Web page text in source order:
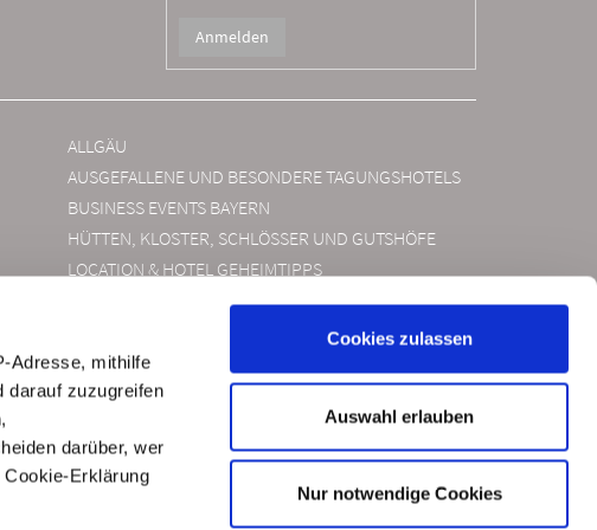
Adresse, mithilfe
darauf zuzugreifen
darüber, wer
Erklärung
Cookies zulassen
Auswahl erlauben
Nur notwendige Cookies
ALLGÄU
AUSGEFALLENE UND BESONDERE TAGUNGSHOTELS
BUSINESS EVENTS BAYERN
HÜTTEN, KLOSTER, SCHLÖSSER UND GUTSHÖFE
LOCATION & HOTEL GEHEIMTIPPS
LOCATIONS DER AUDI EVENTS UND SERVICES
ONLINE WEIHNACHTSFEIER
ROOFTOP LOCATIONS
TAGUNGSHOTEL MÜNCHEN
TAGUNGSHOTEL MÜNCHEN UMGEBUNG